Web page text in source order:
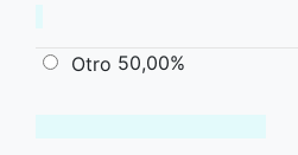
Otro 50,00%